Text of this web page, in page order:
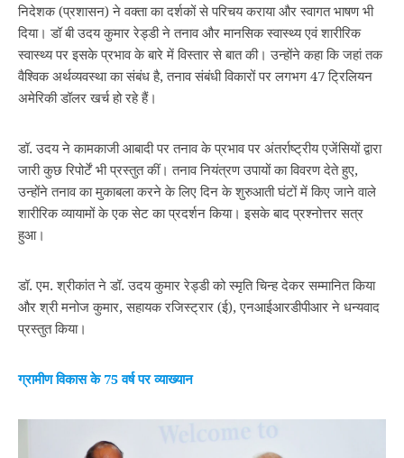
निदेशक (प्रशासन) ने वक्ता का दर्शकों से परिचय कराया और स्वागत भाषण भी
दिया। डॉ बी उदय कुमार रेड्डी ने तनाव और मानसिक स्वास्थ्य एवं शारीरिक
स्वास्थ्य पर इसके प्रभाव के बारे में विस्तार से बात की। उन्होंने कहा कि जहां तक
वैश्विक अर्थव्यवस्था का संबंध है, तनाव संबंधी विकारों पर लगभग 47 ट्रिलियन
अमेरिकी डॉलर खर्च हो रहे हैं।
डॉ. उदय ने कामकाजी आबादी पर तनाव के प्रभाव पर अंतर्राष्ट्रीय एजेंसियों द्वारा
जारी कुछ रिपोर्टें भी प्रस्तुत कीं। तनाव नियंत्रण उपायों का विवरण देते हुए,
उन्होंने तनाव का मुकाबला करने के लिए दिन के शुरुआती घंटों में किए जाने वाले
शारीरिक व्यायामों के एक सेट का प्रदर्शन किया। इसके बाद प्रश्नोत्तर सत्र
हुआ।
डॉ. एम. श्रीकांत ने डॉ. उदय कुमार रेड्डी को स्मृति चिन्ह देकर सम्मानित किया
और श्री मनोज कुमार, सहायक रजिस्‍ट्रार (ई), एनआईआरडीपीआर ने धन्यवाद
प्रस्तुत किया।
ग्रामीण विकास के 75 वर्ष पर व्याख्यान